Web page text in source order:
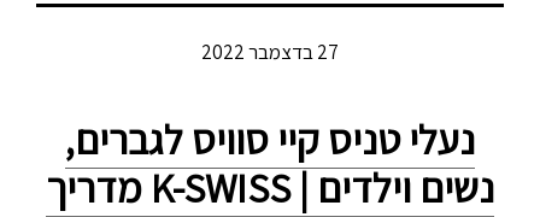
27 בדצמבר 2022
נעלי טניס קיי סוויס לגברים,
נשים וילדים | K-SWISS מדריך